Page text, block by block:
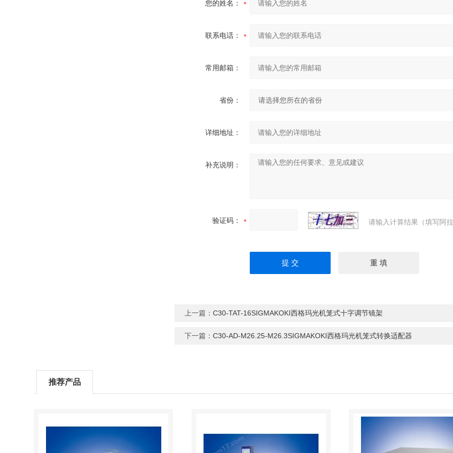
您的姓名：
联系电话：
常用邮箱：
省份：
详细地址：
补充说明：
验证码： 请输入计算结果（填写阿
上一篇：C30-TAT-16SIGMAKOKI西格玛光机笼式十字调节镜架
下一篇：C30-AD-M26.25-M26.3SIGMAKOKI西格玛光机笼式转换适配器
推荐产品